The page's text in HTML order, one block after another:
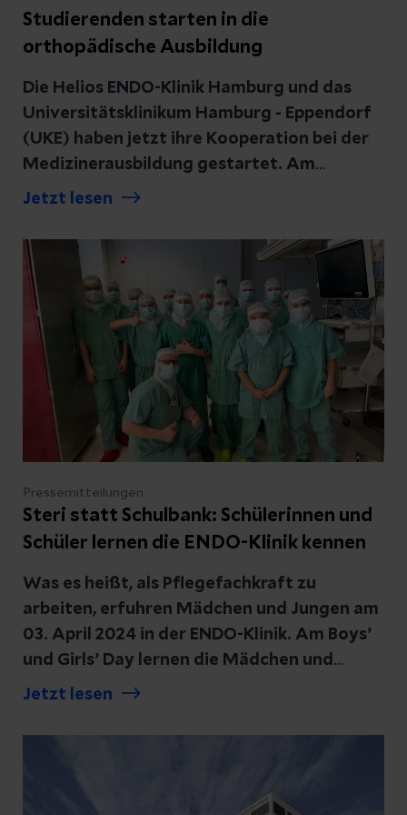
Studierenden starten in die
orthopädische Ausbildung
Die Helios ENDO-Klinik Hamburg und das
Universitätsklinikum Hamburg - Eppendorf
(UKE) haben jetzt ihre Kooperation bei der
Medizinerausbildung gestartet. Am
Montag, den 7. April 2025, kamen die ersten
der Universität Hamburg in die Spezialklinik
für Gelenk- und Wirbelsäulenchirurgie, um
dort ihre klinische Ausbildung im Fach
Orthopädie zu starten.
Jetzt lesen
Pressemitteilungen
Steri statt Schulbank: Schülerinnen und
Schüler lernen die ENDO-Klinik kennen
Was es heißt, als Pflegefachkraft zu
arbeiten, erfuhren Mädchen und Jungen am
03. April 2024 in der ENDO-Klinik. Am Boys’
und Girls’ Day lernen die Mädchen und
Jungen Berufe kennen, an die sie vielleicht
die typische Krankenschwester werden über
Jetzt lesen